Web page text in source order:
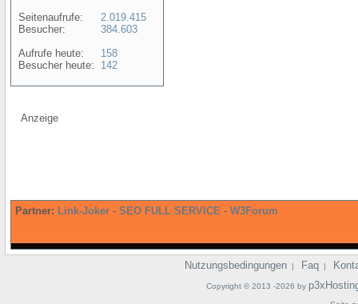
Seitenaufrufe:
Besucher:
Aufrufe heute:
Besucher heute:
2.019.415
384.603
158
142
Anzeige
Partner: Link-Joker - SEO FULL SERVICE - W3Forum
Nutzungsbedingungen | Faq |
Copyright © 2013 -2026 by